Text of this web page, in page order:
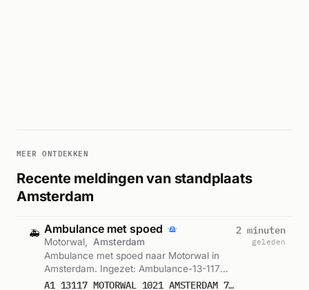
MEER ONTDEKKEN
Recente meldingen van standplaats
Amsterdam
🚑 Ambulance met spoed
Motorwal, Amsterdam
Ambulance met spoed naar Motorwal in
Amsterdam. Ingezet: Ambulance-13-117
GGD Amsterdam, Lichtkrant. Gemeld om
A1 13117 MOTORWAL 1021 AMSTERDAM 75632
2 minuten
geleden